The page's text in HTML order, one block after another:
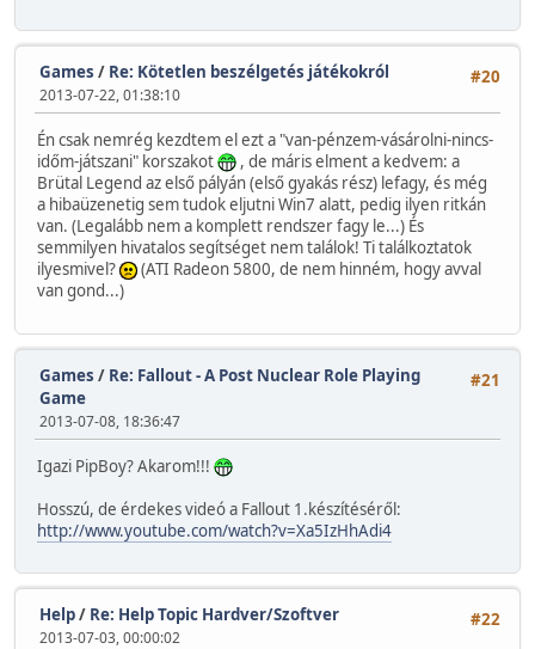
#20
Games / Re: Kötetlen beszélgetés játékokról
2013-07-22, 01:38:10
Én csak nemrég kezdtem el ezt a "van-pénzem-vásárolni-nincs-
időm-játszani" korszakot
, de máris elment a kedvem: a
Brütal Legend az első pályán (első gyakás rész) lefagy, és még
a hibaüzenetig sem tudok eljutni Win7 alatt, pedig ilyen ritkán
van. (Legalább nem a komplett rendszer fagy le...) És
semmilyen hivatalos segítséget nem találok! Ti találkoztatok
ilyesmivel?
(ATI Radeon 5800, de nem hinném, hogy avval
van gond...)
#21
Games / Re: Fallout - A Post Nuclear Role Playing
Game
2013-07-08, 18:36:47
Igazi PipBoy? Akarom!!!
Hosszú, de érdekes videó a Fallout 1.készítéséről:
http://www.youtube.com/watch?v=Xa5IzHhAdi4
#22
Help/ Re: Help Topic Hardver/Szoftver
2013-07-03, 00:00:02